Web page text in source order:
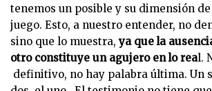
tenemos un posible y su dimensión
juego. Esto, a nuestro entender, no
sino que lo muestra,ya que la
otro constituye un agujero en lo real.
definitivo, no hay palabra última. Un